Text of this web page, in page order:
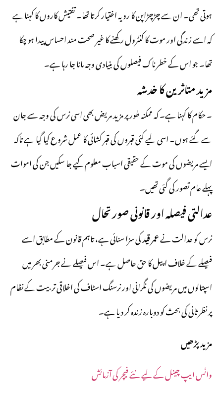
ہوتی تھی۔ ان سے چڑچڑاپن کا رویہ اختیار کرتا تھا۔ تفتیش کاروں کا کہنا ہے
کہ اسے زندگی اور موت کا کنٹرول رکھنے کا غیر صحت مند احساس پیدا ہو چکا
تھا۔ جو اس کے خطرناک فیصلوں کی بنیادی وجہ مانا جا رہا ہے۔
مزید متاثرین کا خدشہ
۔ حکام کا کہنا ہے۔ کہ ممکنہ طور پر مزید مریض بھی اسی نرس کی وجہ سے جان
سے گئے ہوں۔ اسی لیے کئی قبروں کی قبر کشائی کا عمل شروع کیا گیا ہے تاکہ
ایسے مریضوں کی موت کے حقیقی اسباب معلوم کیے جا سکیں جن کی اموات
پہلے عام تصور کی گئی تھیں۔
عدالتی فیصلہ اور قانونی صورتحال
نرس کو عدالت نےعمر قیدکی سزا سنائی ہے، تاہم قانون کے مطابق اسے
فیصلے کے خلاف اپیل کا حق حاصل ہے۔ اس فیصلے نے جرمنی بھر میں
اسپتالوں میں مریضوں کی نگرانی اور نرسنگ اسٹاف کی اخلاقی تربیت کے نظام
پر نظرثانی کی بحث کو دوبارہ زندہ کر دیا ہے۔
مزید پڑھیں
واٹس ایپ چینل کے لیے نئے فیچر کی آزمائش